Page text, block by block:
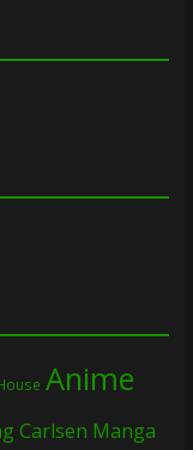
Anime
Carlsen Manga